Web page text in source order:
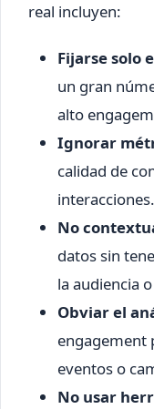
real incluyen:
Fijarse solo
un gran
alto
Ignorar
calidad de
interacciones.
No
datos sin
la audiencia
Obviar el
engagement
eventos o
No usar